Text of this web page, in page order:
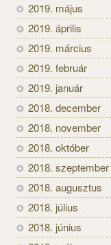
2019. május
2019. április
2019. március
2019. február
2019. január
2018. december
2018. november
2018. október
2018. szeptember
2018. augusztus
2018. július
2018. június